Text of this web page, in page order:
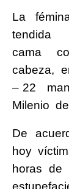
La
cama
cabeza,
– 22
Milenio
De
hoy
horas de